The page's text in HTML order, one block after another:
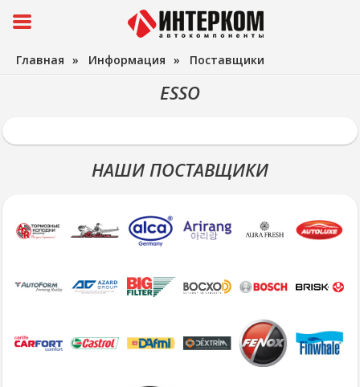
Главная » Информация » Поставщики
ESSO
НАШИ ПОСТАВЩИКИ